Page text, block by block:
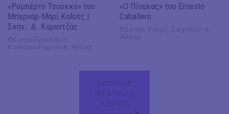
«Ρομπέρτο Τσούκκο» του
Μπερνάρ-Μαρί Κολτές |
Σκην.: Δ. Καραντζάς
«Ο Πίνακας» του Ernesto
Caballero
ARCHIVE
ΘΕΑΤΡΟ /
ΧΟΡΟΣ